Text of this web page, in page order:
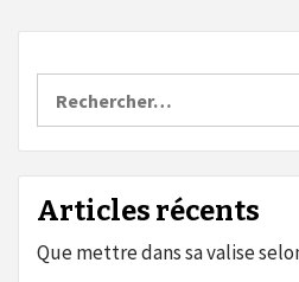
Articles récents
Que mettre dans sa valise